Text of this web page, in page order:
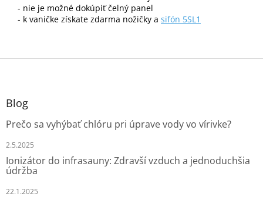
- nie je možné dokúpiť čelný panel
- k vaničke získate zdarma nožičky a sifón 5SL1
Z
Blog
Prečo sa vyhýbať chlóru pri úprave vody vo vírivke?
2.5.2025
Ionizátor do infrasauny: Zdravší vzduch a jednoduchšia
údržba
22.1.2025